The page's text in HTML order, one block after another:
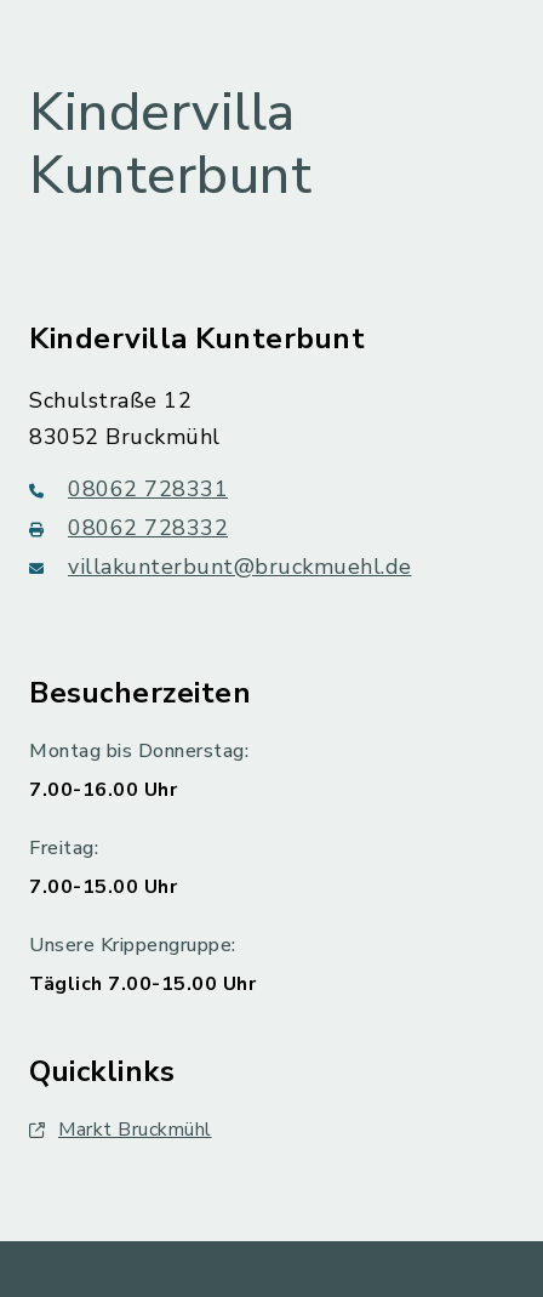
Kindervilla
Kunterbunt
Kindervilla Kunterbunt
Schulstraße 12
83052 Bruckmühl
08062 728331
08062 728332
villakunterbunt@bruckmuehl.de
Besucherzeiten
Montag bis Donnerstag:
7.00-16.00 Uhr
Freitag:
7.00-15.00 Uhr
Unsere Krippengruppe:
Täglich 7.00-15.00 Uhr
Quicklinks
Markt Bruckmühl